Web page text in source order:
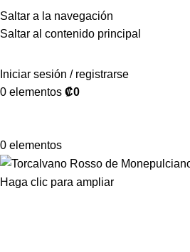
Saltar a la navegación
Saltar al contenido principal
Iniciar sesión / registrarse
0 elementos ₡0
0 elementos
Haga clic para ampliar